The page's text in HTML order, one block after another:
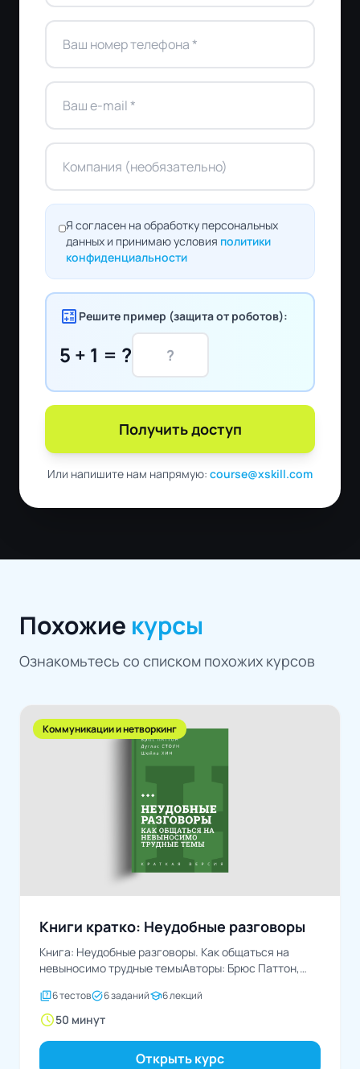
Я согласен на обработку персональных
данных и принимаю условия политики
конфиденциальности
calculate Решите пример (защита от роботов):
5 + 1 = ?
Получить доступ
Или напишите нам напрямую: course@xskill.com
Похожие курсы
Ознакомьтесь со списком похожих курсов
Коммуникации и нетворкинг
Книги кратко: Неудобные разговоры
Книга: Неудобные разговоры. Как общаться на
невыносимо трудные темыАвторы: Брюс Паттон,
quiz6 тестовtask_alt6 заданийschool6 лекций
schedule50 минут
Открыть курс